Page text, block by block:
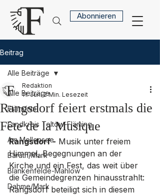
Abonnieren
Beitrag
Alle Beiträge
Flämont+
Landkreis Teltow-Fläming
Am Mellensee
Baruth/Mark
Blankenfelde-Mahlow
Dahme/Mark
Alle Beiträge
Rangsdorf feiert erstmals die
Fête de la Musique
Redaktion
11. Juni 2 Min. Lesezeit
Rangsdorf - Musik unter freiem
Himmel, Begegnungen an der
Kirche und ein Fest, das weit über
die Gemeindegrenzen hinausstrahlt:
Rangsdorf beteiligt sich in diesem